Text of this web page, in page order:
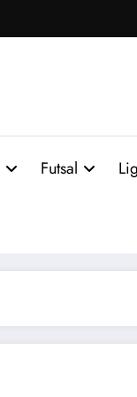
Futsal